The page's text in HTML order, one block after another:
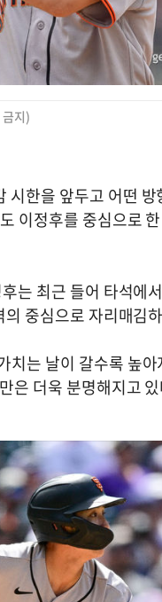
지)
한을 앞두고 어떤
이정후를 중심으로
는 최근 들어 타석에
중심으로 자리매김
는 날이 갈수록 높
은 더욱 분명해지고